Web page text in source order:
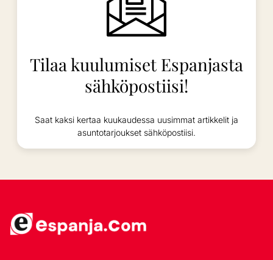
Tilaa kuulumiset Espanjasta
sähköpostiisi!
Saat kaksi kertaa kuukaudessa uusimmat artikkelit ja
asuntotarjoukset sähköpostiisi.